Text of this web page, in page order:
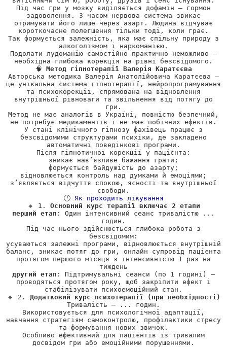
Під час гри у мозку виділяється дофамін — гормон
задоволення. З часом нервова система звикає
отримувати його лише через азарт. Людина відчуває
короткочасне полегшення тільки тоді, коли грає.
Так формується залежність, яка має спільну природу з
алкоголізмом і наркоманією.
Подолати лудоманію самостійно практично неможливо —
необхідна глибока корекція на рівні безсвідомого.
🧠 Метод гіпнотерапії Валерія Каратєєва
Авторська методика Валерія Анатолійовича Каратєєва —
це унікальна система гіпнотерапії, нейропрограмування
та психокорекції, спрямована на відновлення
внутрішньої рівноваги та звільнення від потягу до
гри.
Метод не має аналогів в Україні, повністю безпечний,
не потребує медикаментів і не має побічних ефектів.
У стані клінічного гіпнозу фахівець працює з
безсвідомими структурами психіки, де закладено
автоматичні поведінкові програми.
Після гіпнотичної корекції у пацієнта:
зникає нав’язливе бажання грати;
формується байдужість до азарту;
відновлюється контроль над думками й емоціями;
з’являється відчуття спокою, ясності та внутрішньої
свободи.
🕐 Як проходить лікування
🔸 1. Основний курс терапії включає 2 етапи
перший етап : Один інтенсивний сеанс тривалістю ...
годин.
Під час нього здійснюється глибока робота з
безсвідомим:
усуваються залежні програми, відновлюється внутрішній
баланс, зникає потяг до гри, онлайн супровід пацієнта
протягом першого місяця з інтенсивністю 1 раз на
тиждень
другий етап : Підтримувальні сеанси (по 1 годині) —
проводяться протягом року, щоб закріпити ефект і
стабілізувати психоемоційний стан.
🔸 2. Додатковий курс психотерапії (при необхідності)
Тривалість — ... годин.
Використовується для психологічної адаптації,
навчання стратегіям самоконтролю, профілактики стресу
та формування нових звичок.
Особливо ефективний для пацієнтів із тривалим
досвідом гри або емоційними порушеннями.